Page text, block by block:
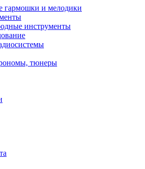
гармошки и мелодики
инструменты
тюнеры